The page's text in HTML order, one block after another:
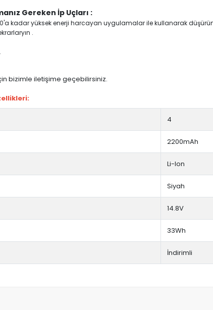
Gereken İp Uçları :
kadar yüksek enerji harcayan uygulamalar ile kullanarak
.
bizimle iletişime geçebilirsiniz.
4
2200mAh
Li-Ion
Siyah
14.8V
33Wh
İndirimli